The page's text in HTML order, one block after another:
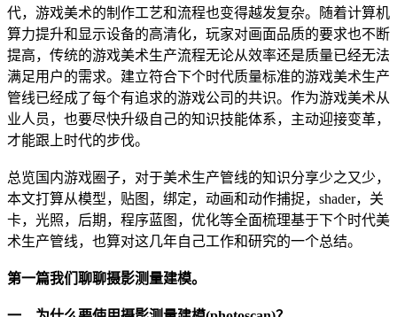
代，游戏美术的制作工艺和流程也变得越发复杂。随着计算机
算力提升和显示设备的高清化，玩家对画面品质的要求也不断
提高，传统的游戏美术生产流程无论从效率还是质量已经无法
满足用户的需求。建立符合下个时代质量标准的游戏美术生产
管线已经成了每个有追求的游戏公司的共识。作为游戏美术从
业人员，也要尽快升级自己的知识技能体系，主动迎接变革，
才能跟上时代的步伐。
总览国内游戏圈子，对于美术生产管线的知识分享少之又少，
本文打算从模型，贴图，绑定，动画和动作捕捉，shader，关
卡，光照，后期，程序蓝图，优化等全面梳理基于下个时代美
术生产管线，也算对这几年自己工作和研究的一个总结。
第一篇我们聊聊摄影测量建模。